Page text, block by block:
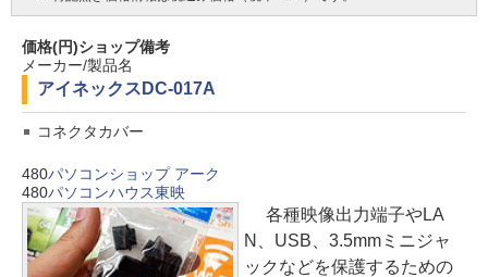
価格(円)ショップ備考
メーカー/製品名
アイネックス DC-017A
コネクタカバー
480パソコンショップ アーク
480パソコンハウス東映
各種映像出力端子やLA
N、USB、3.5mmミニジャ
ックなどを保護するための